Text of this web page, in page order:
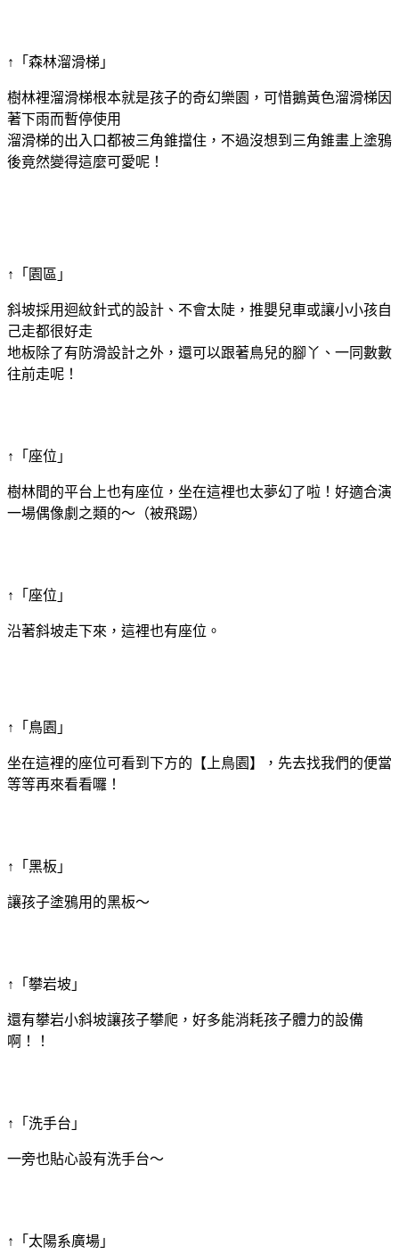
↑「森林溜滑梯」
樹林裡溜滑梯根本就是孩子的奇幻樂園，可惜鵝黃色溜滑梯因
著下雨而暫停使用
溜滑梯的出入口都被三角錐擋住，不過沒想到三角錐畫上塗鴉
後竟然變得這麼可愛呢！
↑「園區」
斜坡採用迴紋針式的設計、不會太陡，推嬰兒車或讓小小孩自
己走都很好走
地板除了有防滑設計之外，還可以跟著鳥兒的腳丫、一同數數
往前走呢！
↑「座位」
樹林間的平台上也有座位，坐在這裡也太夢幻了啦！好適合演
一場偶像劇之類的～（被飛踢）
↑「座位」
沿著斜坡走下來，這裡也有座位。
↑「鳥園」
坐在這裡的座位可看到下方的【上鳥園】，先去找我們的便當
等等再來看看囉！
↑「黑板」
讓孩子塗鴉用的黑板～
↑「攀岩坡」
還有攀岩小斜坡讓孩子攀爬，好多能消耗孩子體力的設備
啊！！
↑「洗手台」
一旁也貼心設有洗手台～
↑「太陽系廣場」